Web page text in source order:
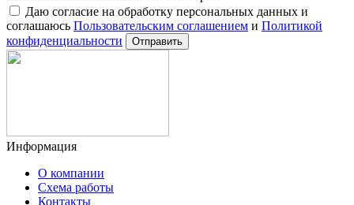
Комментарий
Даю согласие на обработку персональных данных и
соглашаюсьПользовательским соглашением
конфиденциальности
О компании
Схема работы